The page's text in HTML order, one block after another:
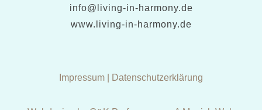
info@living-in-harmony.de
www.living-in-harmony.de
Impressum Datenschutzerklärung